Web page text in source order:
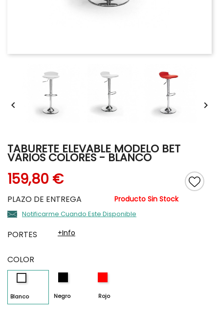
 
TABURETE ELEVABLE MODELO BET
VARIOS COLORES- BLANCO
159,80 €
PLAZO DE ENTREGA Producto Sin Stock
Notificarme Cuando Este Disponible
PORTES +info
COLOR
Blanco
Blanco
Negro Rojo